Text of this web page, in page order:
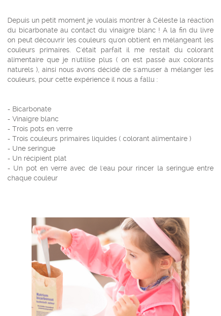
Depuis un petit moment je voulais montrer à Céleste la réaction
du bicarbonate au contact du vinaigre blanc ! A la fin du livre
on peut découvrir les couleurs qu'on obtient en mélangeant les
couleurs primaires. C'était parfait il me restait du colorant
alimentaire que je n'utilise plus ( on est passé aux colorants
naturels ), ainsi nous avons décidé de s'amuser à mélanger les
couleurs, pour cette expérience il nous a fallu :
- Bicarbonate
- Vinaigre blanc
- Trois pots en verre
- Trois couleurs primaires liquides ( colorant alimentaire )
- Une seringue
- Un récipient plat
- Un pot en verre avec de l'eau pour rincer la seringue entre
chaque couleur